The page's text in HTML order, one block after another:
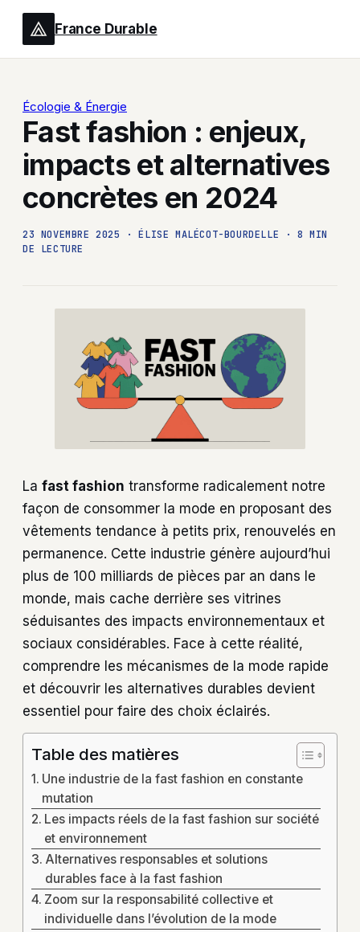
France Durable
Écologie & Énergie
Fast fashion : enjeux,
impacts et alternatives
concrètes en 2024
23 NOVEMBRE 2025 · ÉLISE MALÉCOT-BOURDELLE ·
8 MIN
DE LECTURE
La fast fashion transforme radicalement notre
façon de consommer la mode en proposant des
vêtements tendance à petits prix, renouvelés en
permanence. Cette industrie génère aujourd’hui
plus de 100 milliards de pièces par an dans le
monde, mais cache derrière ses vitrines
séduisantes des impacts environnementaux et
sociaux considérables. Face à cette réalité,
comprendre les mécanismes de la mode rapide
et découvrir les alternatives durables devient
essentiel pour faire des choix éclairés.
Table des matières
Une industrie de la fast fashion en constante
mutation
Les impacts réels de la fast fashion sur société
et environnement
Alternatives responsables et solutions
durables face à la fast fashion
Zoom sur la responsabilité collective et
individuelle dans l’évolution de la mode